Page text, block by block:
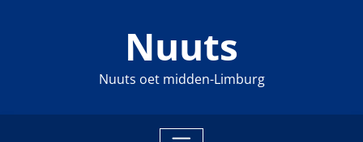
Nuuts
Nuuts oet midden-Limburg